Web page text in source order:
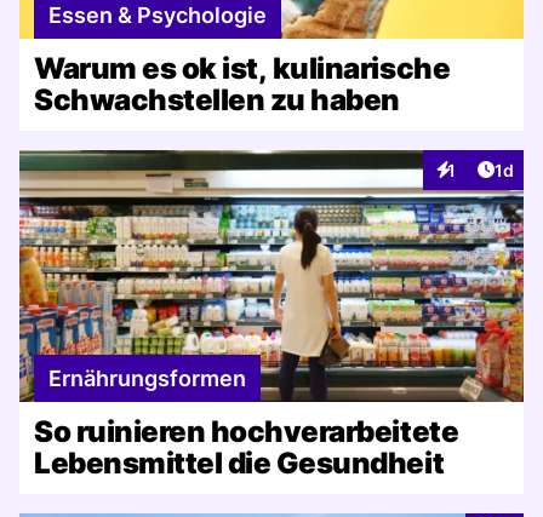
Essen & Psychologie
Warum es ok ist, kulinarische
Schwachstellen zu haben
1
Interaktionen
1d
Ernährungsformen
So ruinieren hochverarbeitete
Lebensmittel die Gesundheit